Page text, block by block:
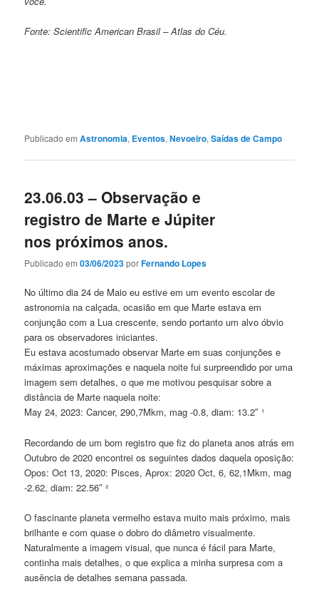
Fonte: Scientific American Brasil – Atlas do Céu.
Publicado em Astronomia, Eventos,Nevoeiro,Saídas de Campo
23.06.03 – Observação e
registro de Marte e Júpiter
nos próximos anos.
Publicado em03/06/2023porFernando Lopes
No último dia 24 de Maio eu estive em um evento escolar de
astronomia na calçada, ocasião em que Marte estava em
conjunção com a Lua crescente, sendo portanto um alvo óbvio
para os observadores iniciantes.
Eu estava acostumado observar Marte em suas conjunções e
máximas aproximações e naquela noite fui surpreendido por uma
imagem sem detalhes, o que me motivou pesquisar sobre a
distância de Marte naquela noite:
May 24, 2023: Cancer, 290,7Mkm, mag -0.8, diam: 13.2″ ¹
Recordando de um bom registro que fiz do planeta anos atrás em
Outubro de 2020 encontrei os seguintes dados daquela oposição:
Opos: Oct 13, 2020: Pisces, Aprox: 2020 Oct, 6, 62,1Mkm, mag
-2.62, diam: 22.56″ ²
O fascinante planeta vermelho estava muito mais próximo, mais
brilhante e com quase o dobro do diâmetro visualmente.
Naturalmente a imagem visual, que nunca é fácil para Marte,
continha mais detalhes, o que explica a minha surpresa com a
ausência de detalhes semana passada.